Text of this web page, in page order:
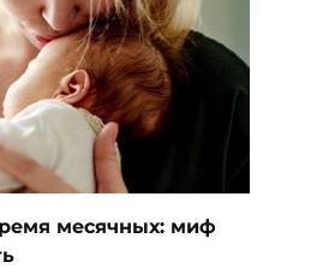
месячных: миф